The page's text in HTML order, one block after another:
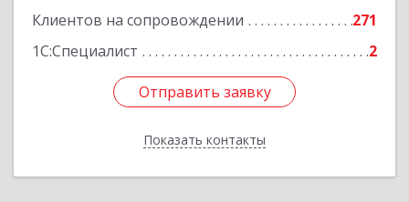
Клиентов на сопровождении
271
1С:Специалист
2
Отправить заявку
Показать контакты
Отправить заявку
Назад